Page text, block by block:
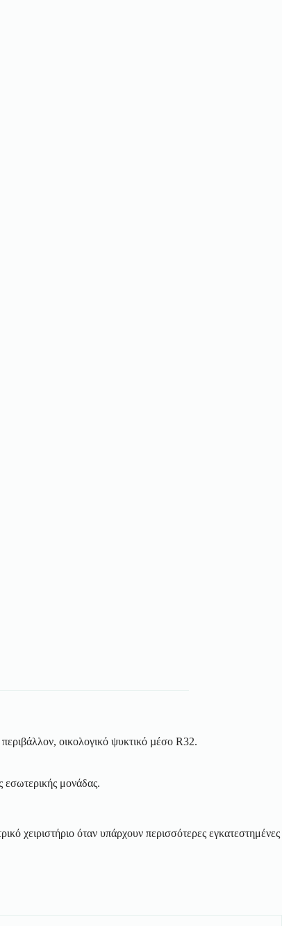
οικολογικό ψυκτικό µέσο R32.
μονάδας.
χειριστήριο όταν υπάρχουν περισσότερες εγκατεστημένες